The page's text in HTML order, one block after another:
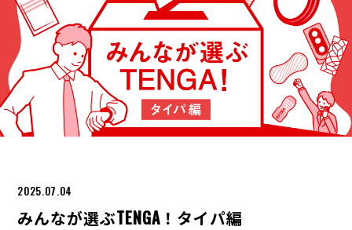
2025.07.04
みんなが選ぶTENGA！タイパ編